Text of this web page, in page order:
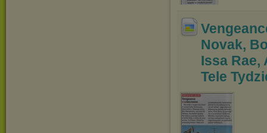
Novak,
Issa Rae,
Tele